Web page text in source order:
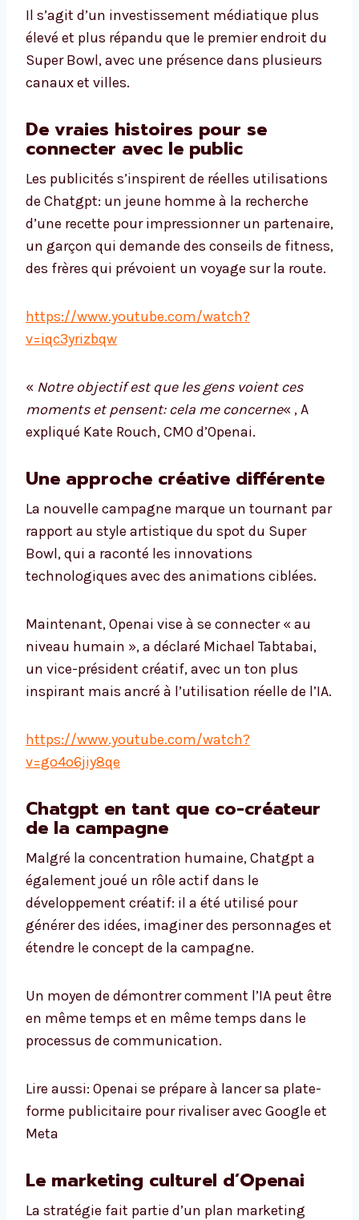
Il s’agit d’un investissement médiatique plus
élevé et plus répandu que le premier endroit du
Super Bowl, avec une présence dans plusieurs
canaux et villes.
De vraies histoires pour se
connecter avec le public
Les publicités s’inspirent de réelles utilisations
de Chatgpt: un jeune homme à la recherche
d’une recette pour impressionner un partenaire,
un garçon qui demande des conseils de fitness,
des frères qui prévoient un voyage sur la route.
https://www.youtube.com/watch?
v=iqc3yrizbqw
« Notre objectif est que les gens voient ces
moments et pensent: cela me concerne« , A
expliqué Kate Rouch, CMO d’Openai.
Une approche créative différente
La nouvelle campagne marque un tournant par
rapport au style artistique du spot du Super
Bowl, qui a raconté les innovations
technologiques avec des animations ciblées.
Maintenant, Openai vise à se connecter « au
niveau humain », a déclaré Michael Tabtabai,
un vice-président créatif, avec un ton plus
inspirant mais ancré à l’utilisation réelle de l’IA.
https://www.youtube.com/watch?
v=go4o6jiy8qe
Chatgpt en tant que co-créateur
de la campagne
Malgré la concentration humaine, Chatgpt a
également joué un rôle actif dans le
développement créatif: il a été utilisé pour
générer des idées, imaginer des personnages et
étendre le concept de la campagne.
Un moyen de démontrer comment l’IA peut être
en même temps et en même temps dans le
processus de communication.
Lire aussi: Openai se prépare à lancer sa plate-
forme publicitaire pour rivaliser avec Google et
Meta
Le marketing culturel d’Openai
La stratégie fait partie d’un plan marketing